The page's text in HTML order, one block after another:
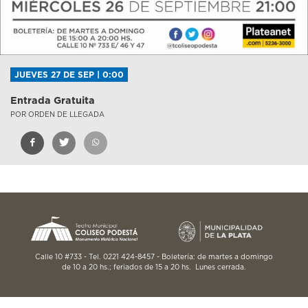
JUEVES 27 DE SEP | 0:00
Entrada Gratuita
POR ORDEN DE LLEGADA
Calle 10 #733 - Tel. 0221 424-8457 - Boletería: de martes a domingo
de 10 a 20 hs.; feriados de 15 a 20 hs. Lunes cerrada.